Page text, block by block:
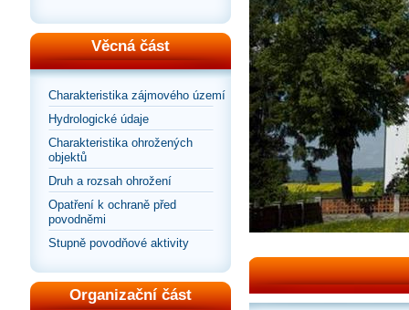
Věcná část
Charakteristika zájmového území
Hydrologické údaje
Charakteristika ohrožených
objektů
Druh a rozsah ohrožení
Opatření k ochraně před
povodněmi
Stupně povodňové aktivity
Organizační část